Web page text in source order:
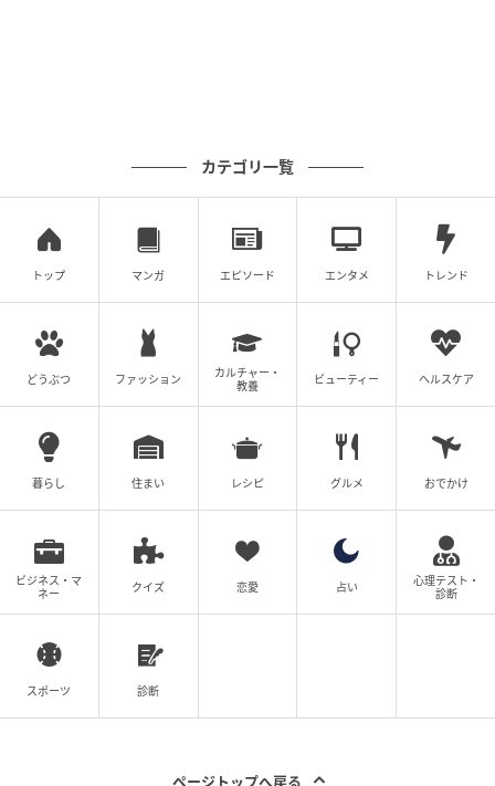
素敵なあの人Web
高さ25～50ｍのスーパーツリー。
素敵なあの人Web
カテゴリ一覧
トップ マンガ エピソード エンタメ トレンド
どうぶつ ファッション
カルチャー・
教養
ビューティー ヘルスケア
暮らし 住まい レシピ グルメ おでかけ
ビジネス・マ
ネー
クイズ 恋愛 占い
心理テスト・
診断
スポーツ 診断
ページトップへ戻る